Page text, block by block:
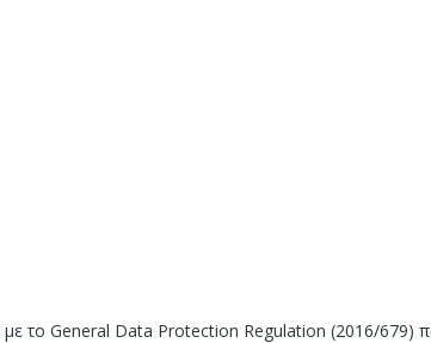
το General Data Protection Regulation (2016/679)